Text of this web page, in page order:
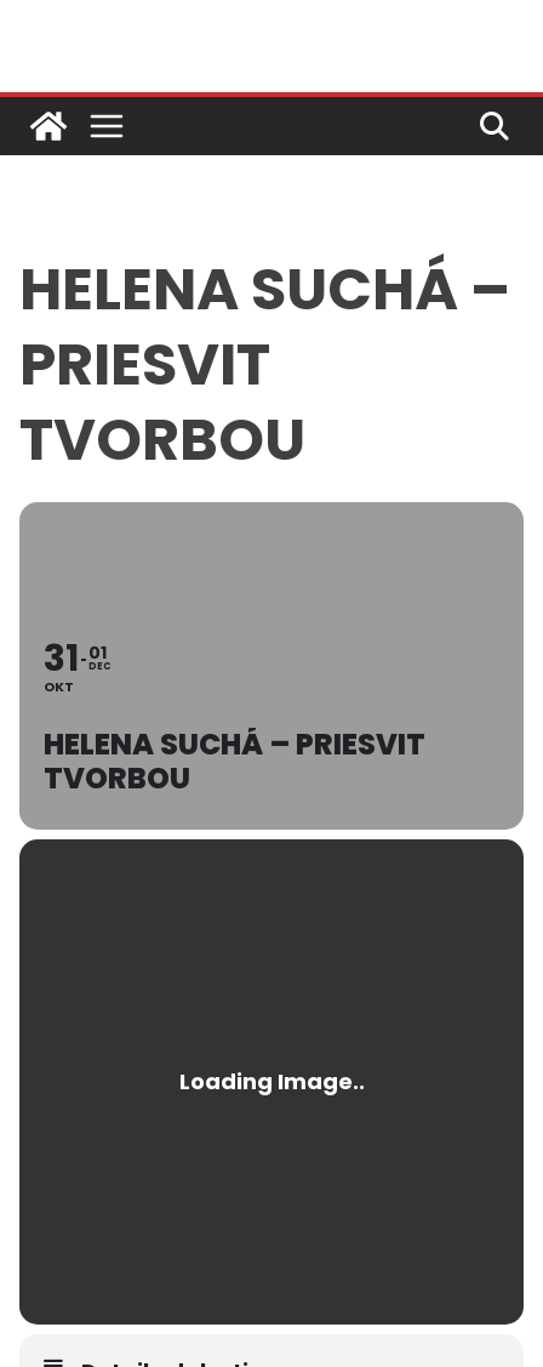
HELENA SUCHÁ –
PRIESVIT
TVORBOU
31
OKT
01
DEC
HELENA SUCHÁ – PRIESVIT
TVORBOU